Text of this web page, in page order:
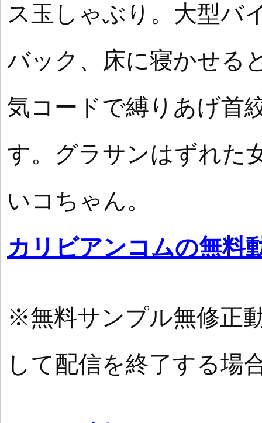
ス玉しゃぶり。大型バ
バック、床に寝かせる
気コードで縛りあげ首
す。グラサンはずれた
いコちゃん。
カリビアンコムの無料
※無料サンプル無修正
して配信を終了する場